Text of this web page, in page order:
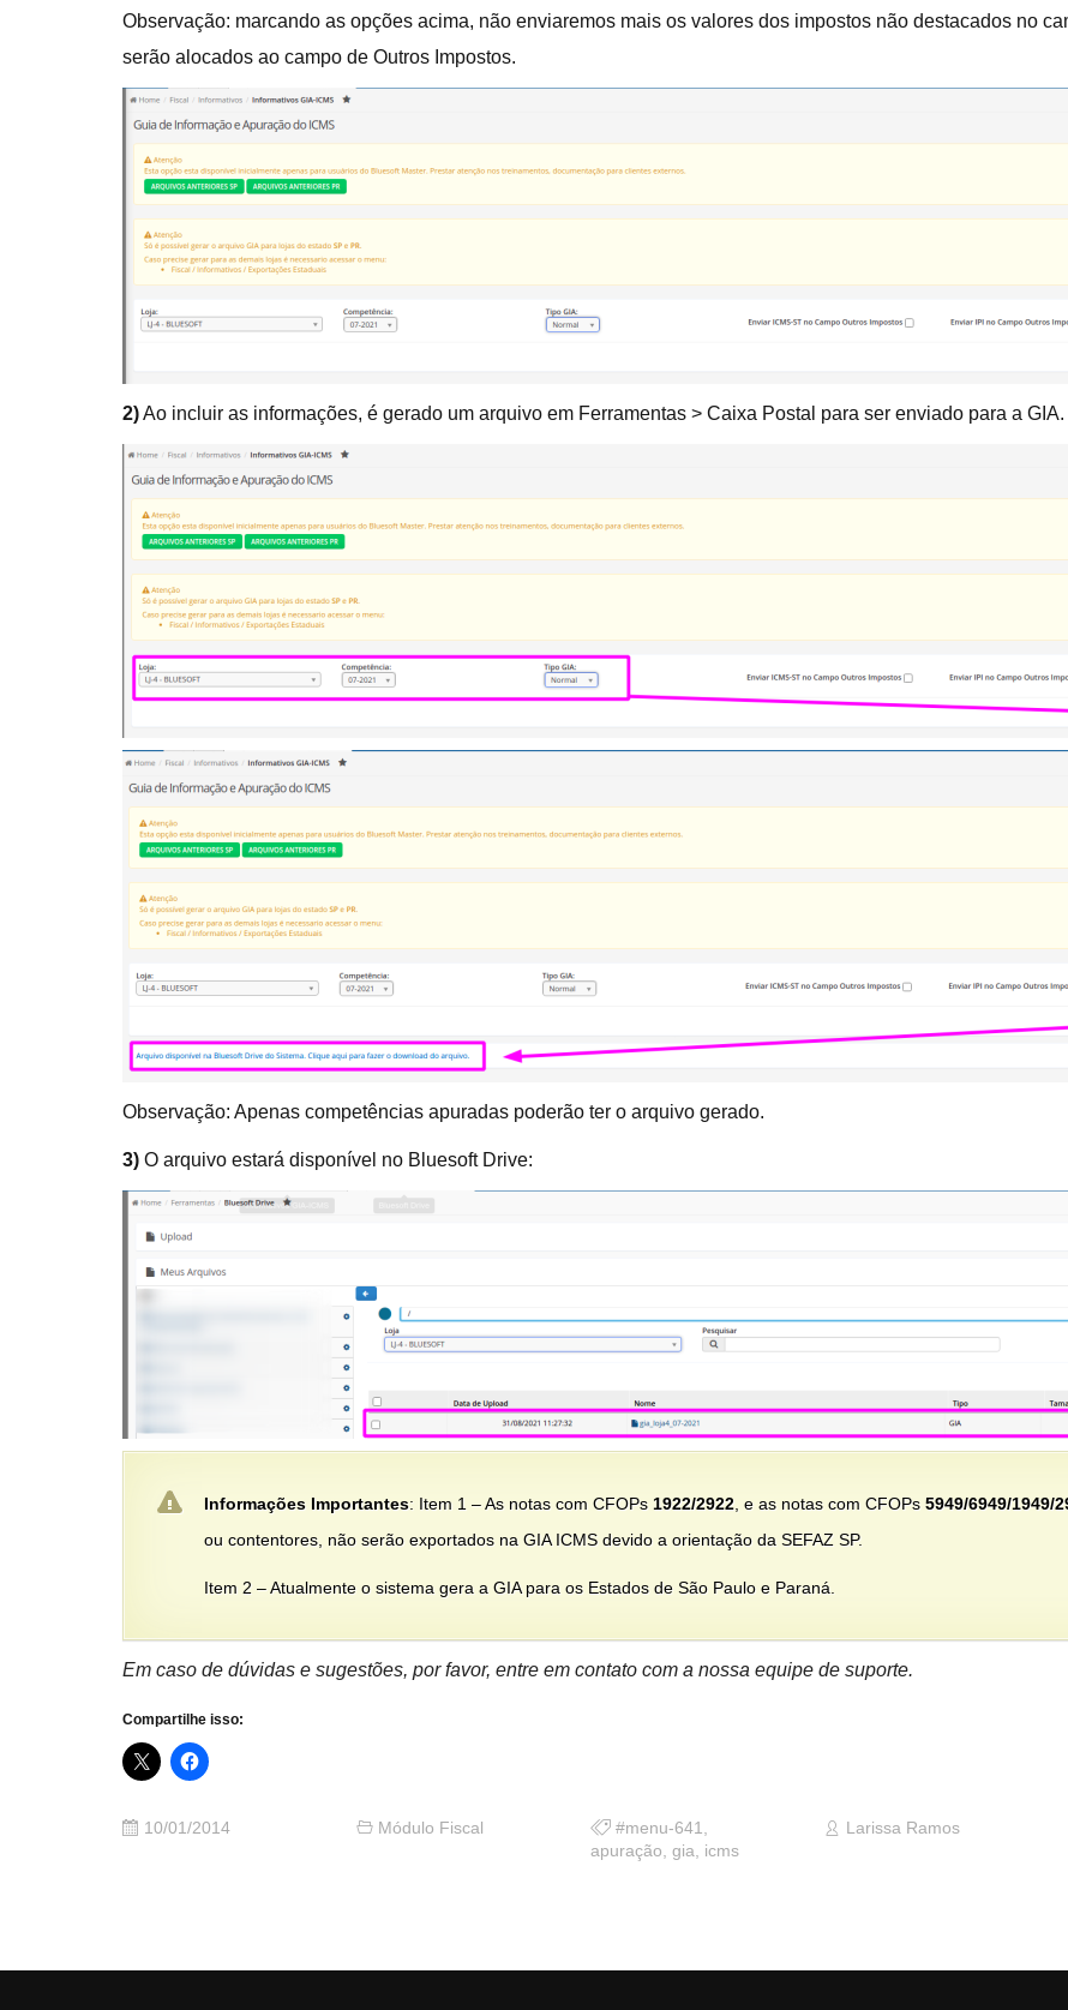
Observação: marcando as opções acima, não enviaremos mais os valores dos impostos não destacados no
serão alocados ao campo de Outros Impostos.
2)Ao incluir as informações, é gerado um arquivo em Ferramentas > Caixa Postal para ser enviado para a GIA.
Observação: Apenas competências apuradas poderão ter o arquivo gerado.
3) O arquivo estará disponível no Bluesoft Drive:
Informações Importantes: Item 1 – As notas com CFOPs 1922/2922 , e as notas com CFOPs 5949/6949/1949/
ou contentores, não serão exportados na GIA ICMS devido a orientação da SEFAZ SP.
Item 2 – Atualmente o sistema gera a GIA para os Estados de São Paulo e Paraná.
Em caso de dúvidas e sugestões, por favor, entre em contato com a nossa equipe de suporte.
Compartilhe isso:
10/01/2014 Módulo Fiscal #menu-641,
apuração, gia, icms
Larissa Ramos